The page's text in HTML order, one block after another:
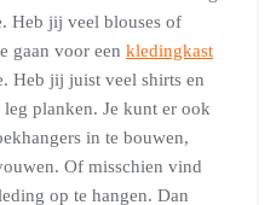
Heb jij veel blouses of
gaan voor een kledingkast
Heb jij juist veel shirts en
planken. Je kunt er ook
in te bouwen,
Of misschien vind
op te hangen. Dan